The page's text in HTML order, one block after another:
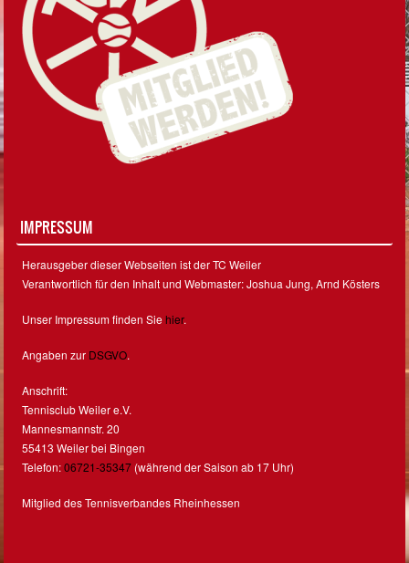
IMPRESSUM
Herausgeber dieser Webseiten ist der TC Weiler
Verantwortlich für den Inhalt und Webmaster: Joshua Jung, Arnd Kösters
Unser Impressum finden Siehier.
Angaben zur DSGVO.
Anschrift:
Tennisclub Weiler e.V.
Mannesmannstr. 20
55413 Weiler bei Bingen
Telefon:06721-35347 (während der Saison ab 17 Uhr)
Mitglied des Tennisverbandes Rheinhessen